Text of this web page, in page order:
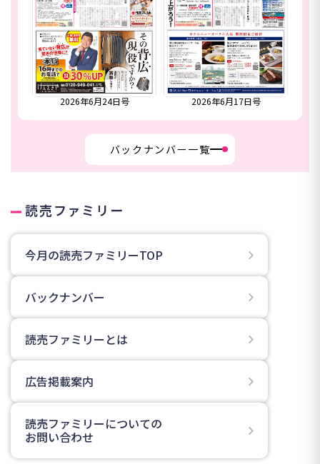
2026年6月24日号 2026年6月17日号
バックナンバー一覧
読売ファミリー
今月の読売ファミリーTOP
バックナンバー
読売ファミリーとは
広告掲載案内
読売ファミリーについての
お問い合わせ